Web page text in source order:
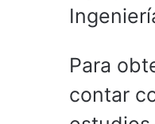
Para
contar